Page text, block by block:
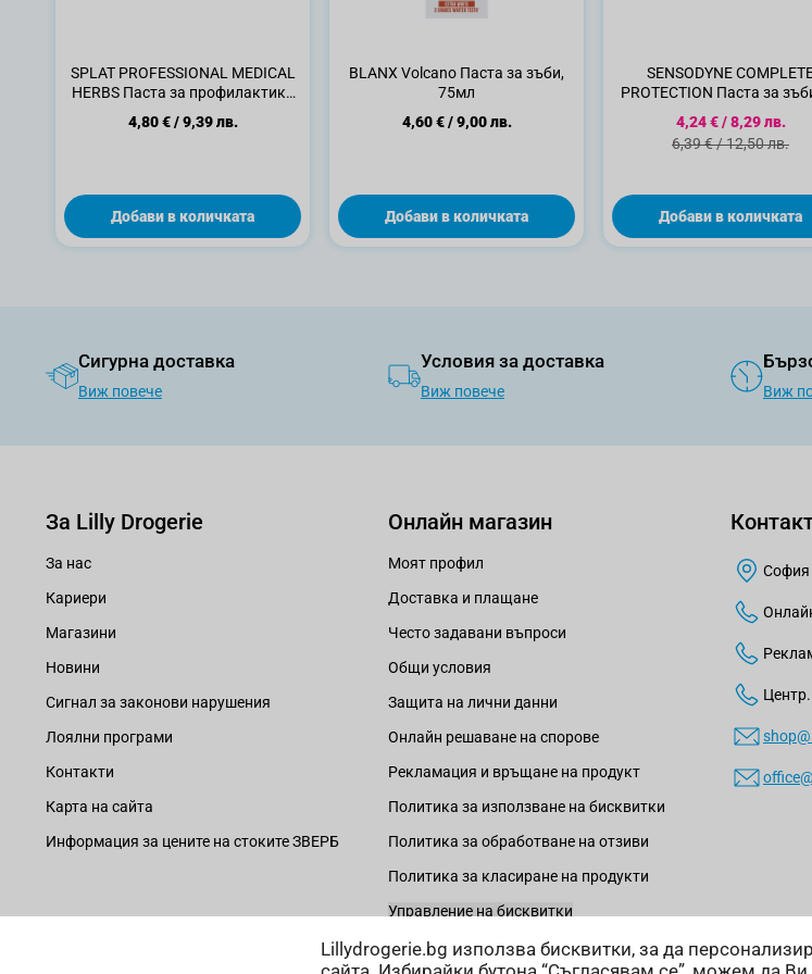
Lillydrogerie.bg използва бисквитки, за да
SPLAT PROFESSIONAL MEDICAL
HERBS Паста за профилактика
4,80 €/9,39 лв.
Добави в количката
BLANX Volcano Паста за зъби,
75мл
4,60 €/9,00 лв.
Добави в количката
SENSODYNE
PROTECTION Паста за
Специална цена
4,24 €/8,29 лв.
Стандартна цена
6,39 €/12,50 лв.
Добави в количката
Сигурна доставка
Виж повече
Условия за доставка
Виж повече Виж
За Lilly Drogerie
За нас
Кариери
Магазини
Новини
Сигнал за законови нарушения
Лоялни програми
Контакти
Карта на сайта
Информация за цените на стоките ЗВЕРБ
Онлайн магазин
Моят профил
Доставка и плащане
Често задавани въпроси
Общи условия
Защита на лични данни
Онлайн решаване на спорове
Рекламация и връщане на продукт
Политика за използване на бисквитки
Политика за обработване на отзиви
Политика за класиране на продукти
Управление на бисквитки
София